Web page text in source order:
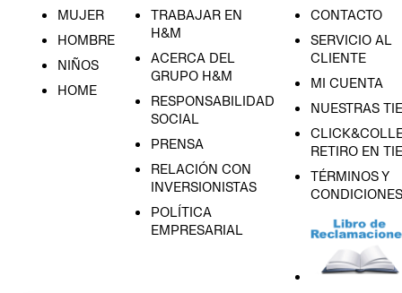
MUJER
HOMBRE
NIÑOS
HOME
TRABAJAR EN
H&M
ACERCA DEL
GRUPO H&M
RESPONSABILIDAD
SOCIAL
PRENSA
RELACIÓN CON
INVERSIONISTAS
POLÍTICA
EMPRESARIAL
CONTACTO
SERVICIO AL
CLIENTE
MI CUENTA
NUESTRAS
RETIRO EN
TÉRMINOS Y
CONDICIONES